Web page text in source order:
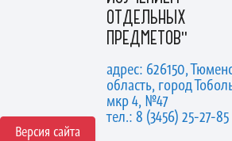
Версия сайта
ОТДЕЛЬНЫХ
ПРЕДМЕТОВ"
адрес: 626150,
область, город
мкр 4, №47
тел.: 8 (3456) 25-27-85